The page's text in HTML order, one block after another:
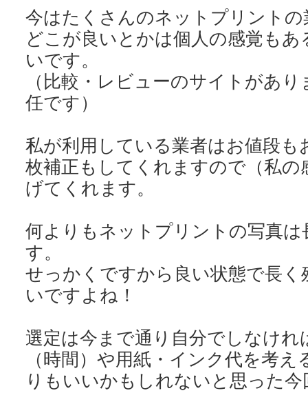
今はたくさんのネットプリント
どこが良いとかは個人の感覚も
いです。
（比較・レビューのサイトがあ
任です）
私が利用している業者はお値段も
枚補正もしてくれますので（私の
げてくれます。
何よりもネットプリントの写真
す。
せっかくですから良い状態で長
いですよね！
選定は今まで通り自分でしなけ
（時間）や用紙・インク代を考
りもいいかもしれないと思った今